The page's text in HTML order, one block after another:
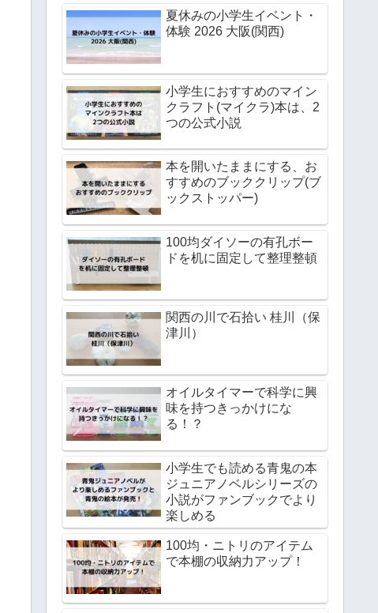
夏休みの小学生イベント・
体験 2026 大阪(関西)
小学生におすすめのマイン
クラフト(マイクラ)本は、2
つの公式小説
本を開いたままにする、お
すすめのブッククリップ(ブ
ックストッパー)
100均ダイソーの有孔ボー
ドを机に固定して整理整頓
関西の川で石拾い 桂川（保
津川）
オイルタイマーで科学に興
味を持つきっかけにな
る！？
小学生でも読める青鬼の本
ジュニアノベルシリーズの
小説がファンブックでより
楽しめる
100均・ニトリのアイテム
で本棚の収納力アップ！